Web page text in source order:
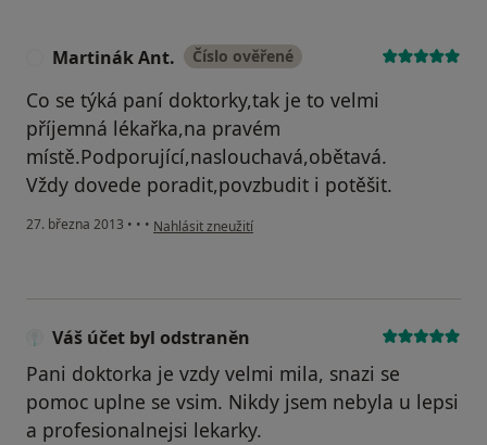
Martinák Ant. Číslo ověřené
Co se týká paní doktorky,tak je to velmi
příjemná lékařka,na pravém
místě.Podporující,naslouchavá,obětavá.
Vždy dovede poradit,povzbudit i potěšit.
27. března 2013 • • • podle názoru uživatele Martinák Ant.
Nahlásit zneužití
Váš účet byl odstraněn
Pani doktorka je vzdy velmi mila, snazi se
pomoc uplne se vsim. Nikdy jsem nebyla u lepsi
a profesionalnejsi lekarky.